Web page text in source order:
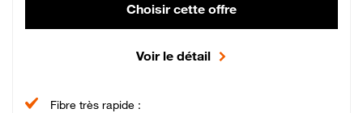
Choisir cette offre
Voir le détail
Fibre très rapide :